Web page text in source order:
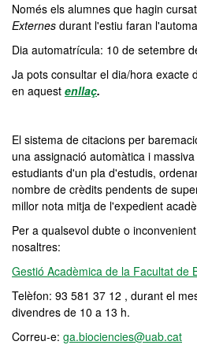
Només els alumnes que hagin
Externes durant l'estiu faran
Dia automatrícula: 10 de setembre
Ja pots consultar el dia/hora exacte
en aquest enllaç.
El sistema de citacions per
una assignació automàtica i
estudiants d'un pla d'estudis,
nombre de crèdits pendents de
millor nota mitja de l'expedient
Per a qualsevol dubte o
nosaltres:
Gestió Acadèmica de la Facultat de
Telèfon: 93 581 37 12 , durant el
divendres de 10 a 13 h.
Correu-e: ga.biociencies@uab.cat